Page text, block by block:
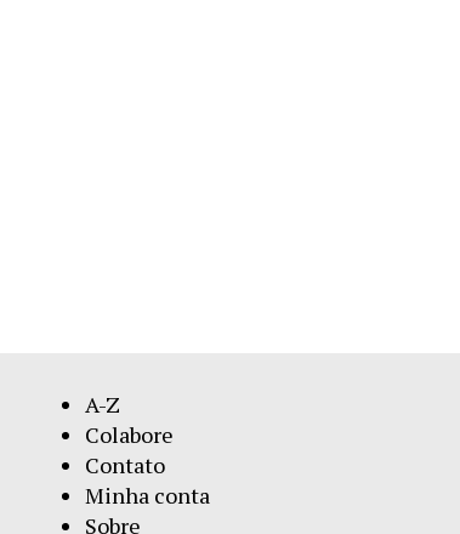
A-Z
Colabore
Contato
Minha conta
Sobre